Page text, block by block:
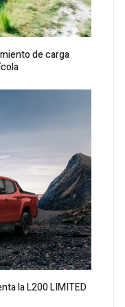
de carga
la L200 LIMITED